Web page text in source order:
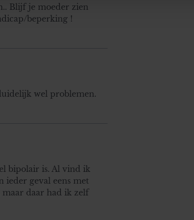
kunnen deze gegevens combineren met
basis van uw gebruik van hun services. U gaat
Blijf je moeder zien
beperking !
wel problemen.
bipolair is. Al vind ik
ieder geval eens met
daar had ik zelf